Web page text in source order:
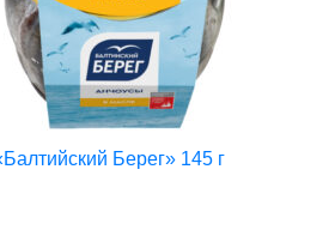
Берег» 145 г